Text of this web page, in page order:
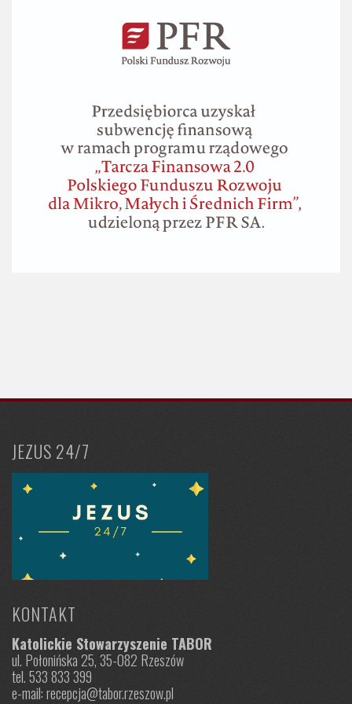
JEZUS 24/7
KONTAKT
Katolickie Stowarzyszenie TABOR
ul. Połonińska 25, 35-082 Rzeszów
tel. 533 833 399
e-mail: recepcja@tabor.rzeszow.pl